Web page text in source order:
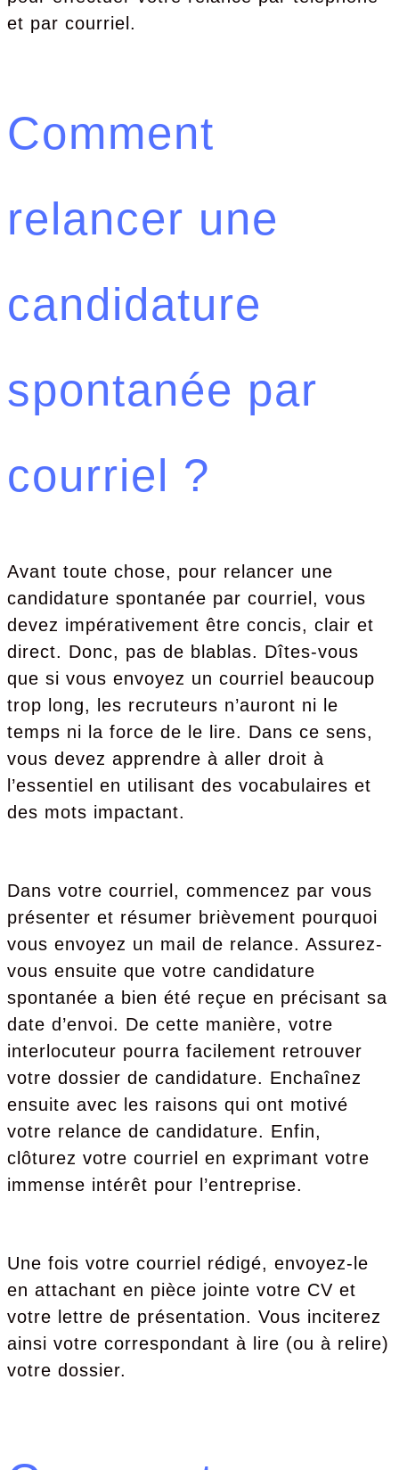
et par courriel.
Comment
relancer une
candidature
spontanée par
courriel ?
Avant toute chose, pour relancer une
candidature spontanée par courriel, vous
devez impérativement être concis, clair et
direct. Donc, pas de blablas. Dîtes-vous
que si vous envoyez un courriel beaucoup
trop long, les recruteurs n’auront ni le
temps ni la force de le lire. Dans ce sens,
vous devez apprendre à aller droit à
l’essentiel en utilisant des vocabulaires et
des mots impactant.
Dans votre courriel, commencez par vous
présenter et résumer brièvement pourquoi
vous envoyez un mail de relance. Assurez-
vous ensuite que votre candidature
spontanée a bien été reçue en précisant sa
date d’envoi. De cette manière, votre
interlocuteur pourra facilement retrouver
votre dossier de candidature. Enchaînez
ensuite avec les raisons qui ont motivé
votre relance de candidature. Enfin,
clôturez votre courriel en exprimant votre
immense intérêt pour l’entreprise.
Une fois votre courriel rédigé, envoyez-le
en attachant en pièce jointe votre CV et
votre lettre de présentation. Vous inciterez
ainsi votre correspondant à lire (ou à relire)
votre dossier.